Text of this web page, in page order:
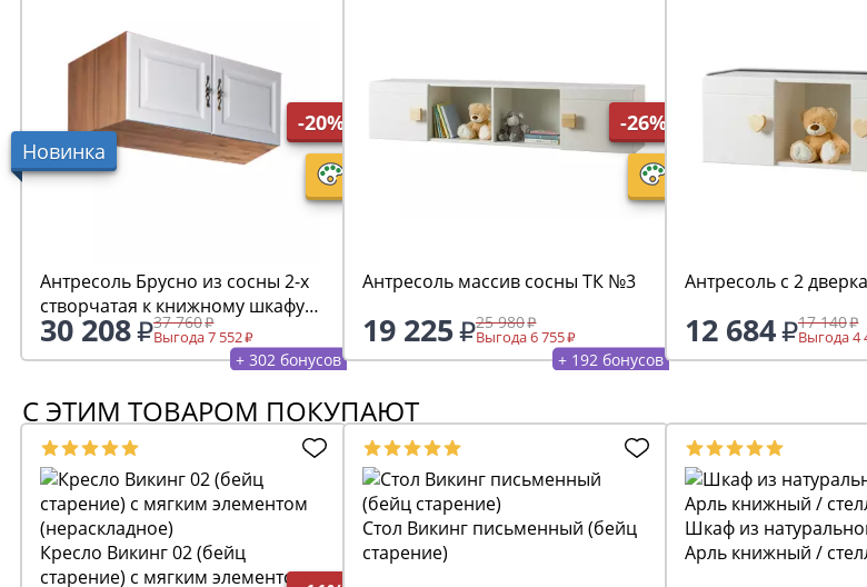
Новинка
-20%
Антресоль Брусно из сосны 2-х
створчатая к книжному шкафу
5.2.04
30 208 37 760
Выгода 7 552
+ 302 бонусов
-26%
Антресоль массив сосны ТК №3
19 225 25 980
Выгода 6 755
+ 192 бонусов
Антресоль с 2
12 684 17 140
Выгода 4
С ЭТИМ ТОВАРОМ ПОКУПАЮТ
Кресло Викинг 02 (бейц
старение) с мягким элементом
Стол Викинг письменный (бейц
старение)
Шкаф из
Арль книжный /